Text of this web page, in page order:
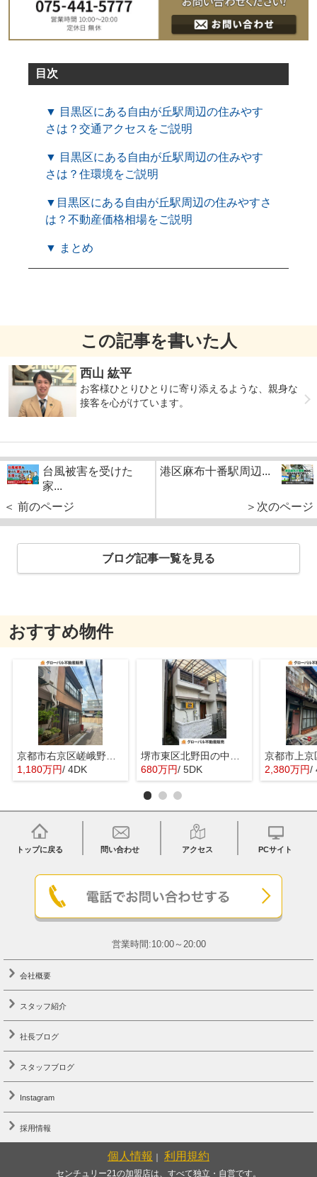
目次
▼ 目黒区にある自由が丘駅周辺の住みやす
さは？交通アクセスをご説明
▼ 目黒区にある自由が丘駅周辺の住みやす
さは？住環境をご説明
▼目黒区にある自由が丘駅周辺の住みやすさ
は？不動産価格相場をご説明
▼ まとめ
この記事を書いた人
西山 紘平
お客様ひとりひとりに寄り添えるような、親身な
接客を心がけています。
台風被害を受けた
家...
＜ 前のページ
港区麻布十番駅周辺...
＞次のページ
ブログ記事一覧を見る
おすすめ物件
京都市右京区嵯峨野宮ノ元町の中古一戸建
1,180万円/ 4DK
680万円/ 5DK 2,380万円/
トップに戻る 問い合わせ アクセス PCサイト
営業時間:10:00～20:00
会社概要
スタッフ紹介
社長ブログ
スタッフブログ
Instagram
採用情報
個人情報 利用規約
センチュリー21の加盟店は、すべて独立・自営です。